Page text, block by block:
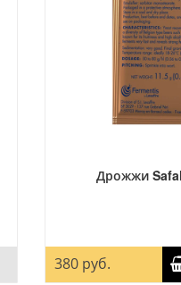
Дрожжи
380 руб.